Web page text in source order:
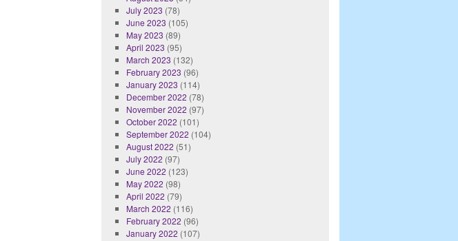
July 2023 (78)
June 2023 (105)
May 2023 (89)
April 2023 (95)
March 2023 (132)
February 2023 (96)
January 2023 (114)
December 2022 (78)
November 2022 (97)
October 2022 (101)
September 2022 (104)
August 2022 (51)
July 2022 (97)
June 2022 (123)
May 2022 (98)
April 2022 (79)
March 2022 (116)
February 2022 (96)
January 2022 (107)